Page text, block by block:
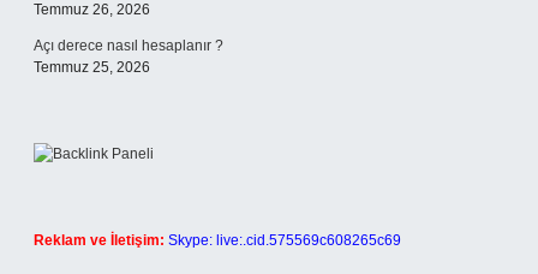
Temmuz 26, 2026
Açı derece nasıl hesaplanır ?
Temmuz 25, 2026
Reklam ve İletişim: Skype: live:.cid.575569c608265c69